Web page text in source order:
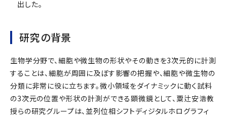
出した。
研究の背景
生物学分野で、細胞や微生物の形状やその動きを3次元的に計測
することは、細胞が周囲に及ぼす影響の把握や、細胞や微生物の
分類に非常に役に立ちます。微小領域をダイナミックに動く試料
の3次元の位置や形状の計測ができる顕微鏡として、粟辻安浩教
授らの研究グループは、並列位相シフトディジタルホログラフィ